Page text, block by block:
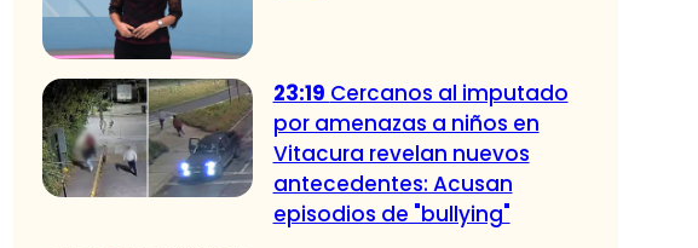
23:19 Cercanos al imputado
por amenazas a niños en
Vitacura revelan nuevos
antecedentes: Acusan
episodios de "bullying"